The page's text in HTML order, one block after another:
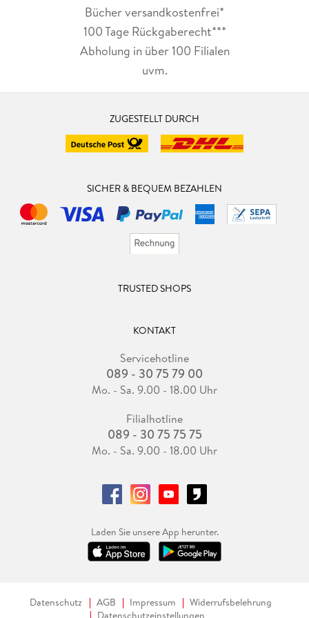
Bücher versandkostenfrei*
100 Tage Rückgaberecht***
Abholung in über 100 Filialen
uvm.
ZUGESTELLT DURCH
SICHER & BEQUEM BEZAHLEN
TRUSTED SHOPS
KONTAKT
Servicehotline
089 - 30 75 79 00
Mo. - Sa. 9.00 - 18.00 Uhr
Filialhotline
089 - 30 75 75 75
Mo. - Sa. 9.00 - 18.00 Uhr
Laden Sie unsere App herunter.
Datenschutz AGB Impressum
Widerrufsbelehrung